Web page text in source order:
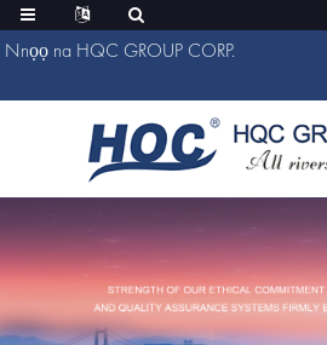
Nnọọ na HQC GROUP CORP.